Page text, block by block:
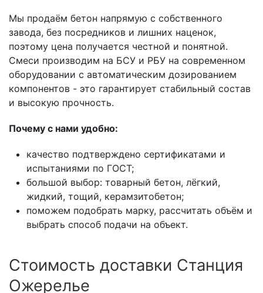
Мы продаём бетон напрямую с собственного
завода, без посредников и лишних наценок,
поэтому цена получается честной и понятной.
Смеси производим на БСУ и РБУ на современном
оборудовании с автоматическим дозированием
компонентов - это гарантирует стабильный состав
и высокую прочность.
Почему с нами удобно:
качество подтверждено сертификатами и
испытаниями по ГОСТ;
большой выбор: товарный бетон, лёгкий,
жидкий, тощий, керамзитобетон;
поможем подобрать марку, рассчитать объём и
выбрать способ подачи на объект.
Стоимость доставки Станция
Ожерелье